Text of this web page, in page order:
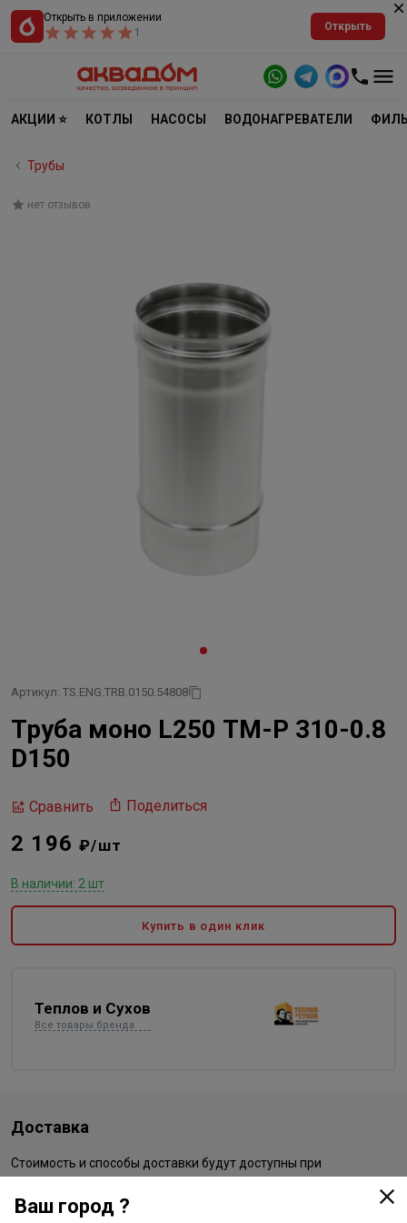
Открыть в приложении
1
Открыть
АКЦИИ ⭐ КОТЛЫ НАСОСЫ ВОДОНАГРЕВАТЕЛИ
Трубы
нет отзывов
Артикул: TS.ENG.TRB.0150.54808
Труба моно L250 ТМ-Р 310-0.8
D150
Сравнить Поделиться
2 196₽/шт
В наличии: 2 шт
Купить в один клик
Теплов и Сухов
Все товары бренда
Доставка
Стоимость и способы доставки будут доступны при
Ваш город ?